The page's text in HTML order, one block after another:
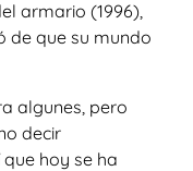
armario (1996),
de que su mundo
algunes, pero
decir
hoy se ha